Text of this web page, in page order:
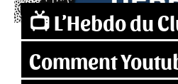
📺 L’Hebdo du
Comment